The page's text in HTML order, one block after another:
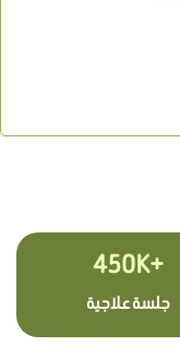
+450K
جلسة علاجية